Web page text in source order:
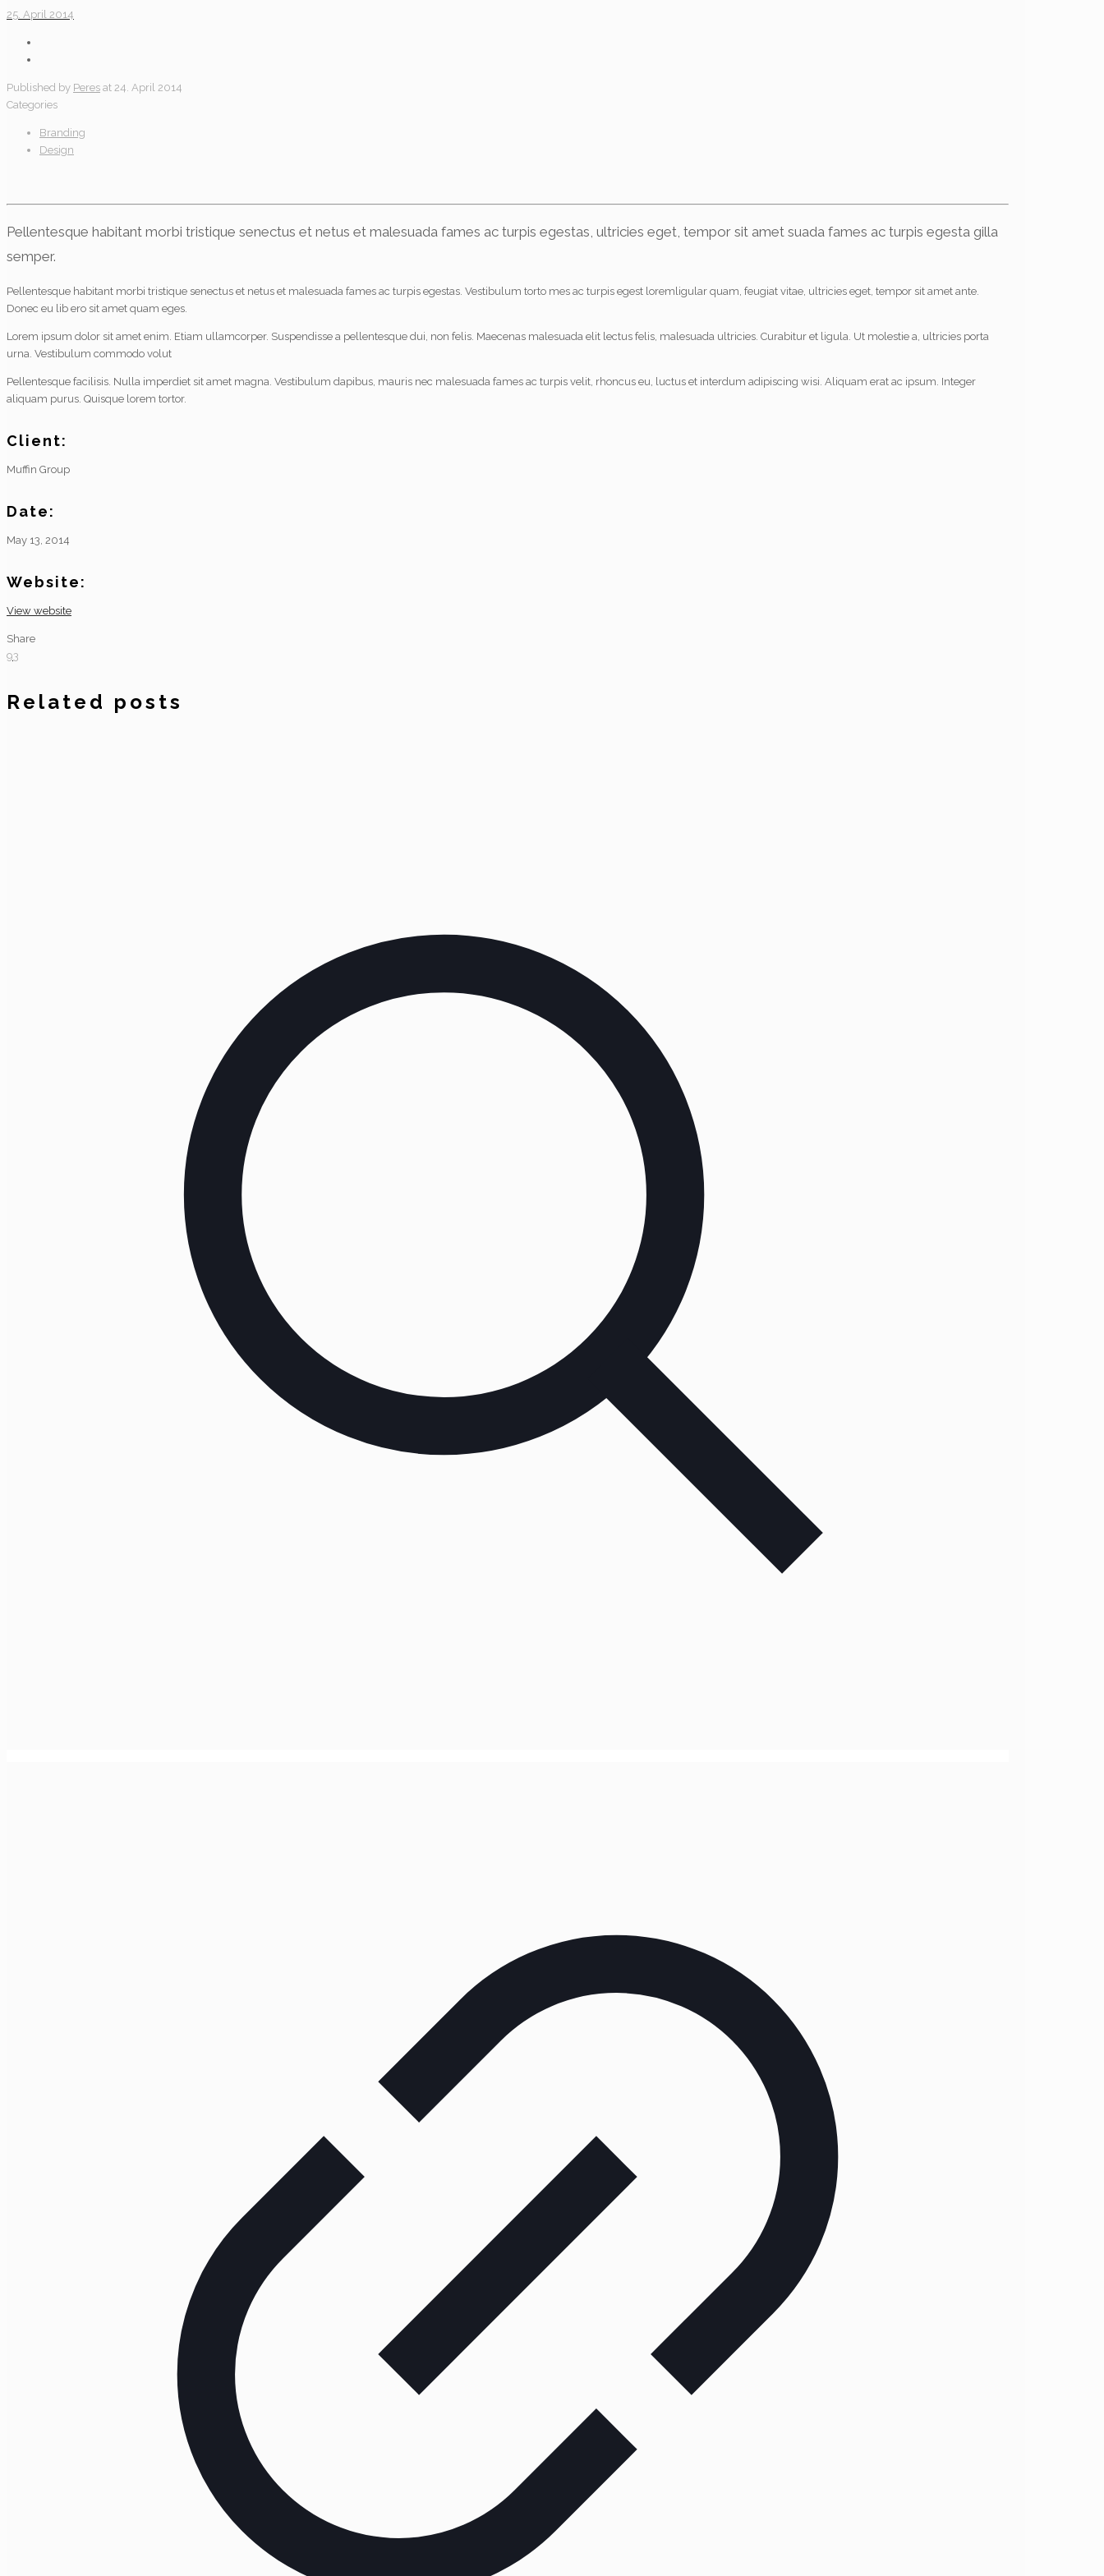
25. April 2014
Published by Peres at 24. April 2014
Categories
Branding
Design
Pellentesque habitant morbi tristique senectus et netus et malesuada fames ac turpis egestas, ultricies eget, tempor sit amet suada fames ac turpis egesta gilla
semper.
Pellentesque habitant morbi tristique senectus et netus et malesuada fames ac turpis egestas. Vestibulum torto mes ac turpis egest loremligular quam, feugiat vitae, ultricies eget, tempor sit amet ante.
Donec eu lib ero sit amet quam eges.
Lorem ipsum dolor sit amet enim. Etiam ullamcorper. Suspendisse a pellentesque dui, non felis. Maecenas malesuada elit lectus felis, malesuada ultricies. Curabitur et ligula. Ut molestie a, ultricies porta
urna. Vestibulum commodo volut
Pellentesque facilisis. Nulla imperdiet sit amet magna. Vestibulum dapibus, mauris nec malesuada fames ac turpis velit, rhoncus eu, luctus et interdum adipiscing wisi. Aliquam erat ac ipsum. Integer
aliquam purus. Quisque lorem tortor.
Client:
Muffin Group
Date:
May 13, 2014
Website:
View website
Share
93
Related posts